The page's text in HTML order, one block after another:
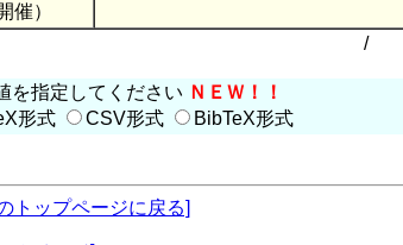
催）
/
を指定してください ＮＥＷ！！
形式 CSV形式 BibTeX形式
トップページに戻る]